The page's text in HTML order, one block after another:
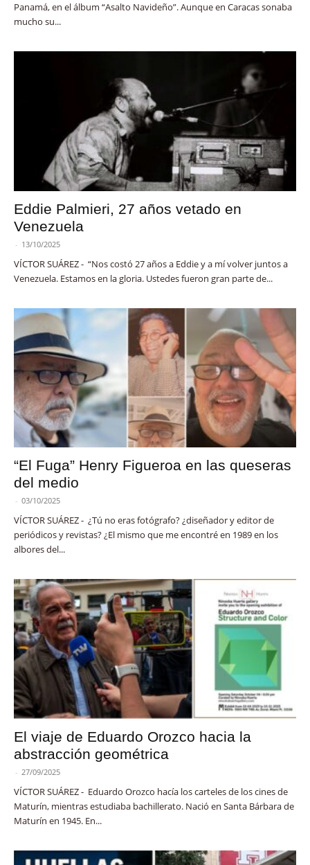
Panamá, en el álbum “Asalto Navideño”. Aunque en Caracas sonaba
mucho su...
Eddie Palmieri, 27 años vetado en
Venezuela
- 13/10/2025
VÍCTOR SUÁREZ - “Nos costó 27 años a Eddie y a mí volver juntos a
Venezuela. Estamos en la gloria. Ustedes fueron gran parte de...
“El Fuga” Henry Figueroa en las queseras
del medio
- 03/10/2025
VÍCTOR SUÁREZ - ¿Tú no eras fotógrafo? ¿diseñador y editor de
periódicos y revistas? ¿El mismo que me encontré en 1989 en los
albores del...
El viaje de Eduardo Orozco hacia la
abstracción geométrica
- 27/09/2025
VÍCTOR SUÁREZ - Eduardo Orozco hacía los carteles de los cines de
Maturín, mientras estudiaba bachillerato. Nació en Santa Bárbara de
Maturín en 1945. En...